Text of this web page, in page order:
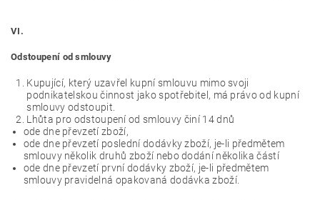
VI.
Odstoupení od smlouvy
Kupující, který uzavřel kupní smlouvu mimo svoji
podnikatelskou činnost jako spotřebitel, má právo od kupní
smlouvy odstoupit.
Lhůta pro odstoupení od smlouvy činí 14 dnů
ode dne převzetí zboží,
ode dne převzetí poslední dodávky zboží, je-li předmětem
smlouvy několik druhů zboží nebo dodání několika částí
ode dne převzetí první dodávky zboží, je-li předmětem
smlouvy pravidelná opakovaná dodávka zboží.